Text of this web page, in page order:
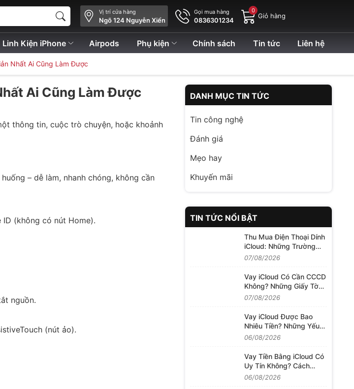
Vị trí cửa hàng
Ngõ 124 Nguyễn Xiển
Gọi mua hàng
0836301234
0
Giỏ hàng
Linh Kiện iPhone Airpods Phụ kiện Chính sách Tin tức Liên hệ
Nhất Ai Cũng Làm Được
Ai Cũng Làm Được
thông tin, cuộc trò chuyện, hoặc khoảnh
– dễ làm, nhanh chóng, không cần
(không có nút Home).
nguồn.
(nút ảo).
DANH MỤC TIN TỨC
Tin công nghệ
Đánh giá
Mẹo hay
Khuyến mãi
TIN TỨC NỔI BẬT
Thu Mua Điện Thoại Dính
iCloud: Những Trường
Hợp Vẫn Có Thể Định Giá
07/08/2026
Vay iCloud Có Cần CCCD
Không? Những Giấy Tờ
Thường Được Yêu Cầu
07/08/2026
Vay iCloud Được Bao
Nhiêu Tiền? Những Yếu
Tố Quyết Định Hạn Mức
06/08/2026
Vay Tiền Bằng iCloud Có
Uy Tín Không? Cách
Đánh Giá Dịch Vụ Trước
06/08/2026